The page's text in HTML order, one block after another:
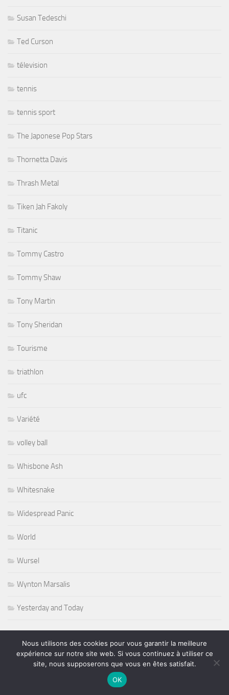
Susan Tedeschi
Ted Curson
télevision
tennis
tennis sport
The Japonese Pop Stars
Thornetta Davis
Thrash Metal
Tiken Jah Fakoly
Titanic
Tommy Castro
Tommy Shaw
Tony Martin
Tony Sheridan
Tourisme
triathlon
ufc
Variété
volley ball
Whisbone Ash
Whitesnake
Widespread Panic
World
Wursel
Wynton Marsalis
Yesterday and Today
PLUS
Nous utilisons des cookies pour vous garantir la meilleure
expérience sur notre site web. Si vous continuez à utiliser ce
site, nous supposerons que vous en êtes satisfait.
OK